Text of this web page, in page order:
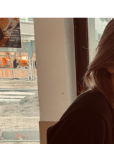
Menu
Home
9 sept: GenAI-training